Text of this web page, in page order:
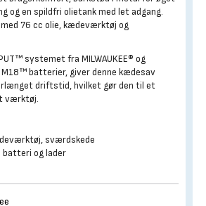
og en spildfri olietank med let adgang.
76 cc olie, kædeværktøj og
systemet fra MILWAUKEE® og
M18™ batterier, giver denne kædesav
driftstid, hvilket gør den til et
værktøj.
sværdskede
batteri og lader